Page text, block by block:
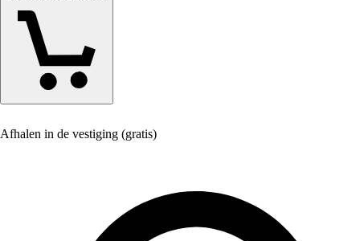
Afhalen in de vestiging (gratis)